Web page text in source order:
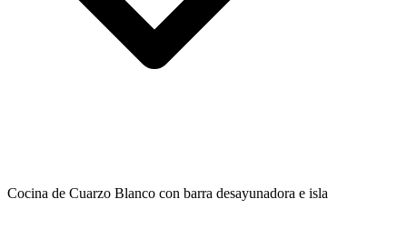
Cocina de Cuarzo Blanco con barra desayunadora e isla